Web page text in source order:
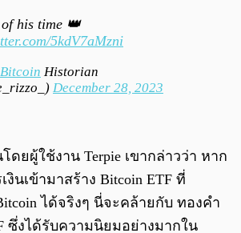
his time 👑
5kdV7aMzni
Bitcoin Historian
December 28, 2023
ยผู้ใช้งาน Terpie เขากล่าวว่า หาก
นเข้ามาสร้าง Bitcoin ETF ที่
ได้จริงๆ นี่จะคล้ายกับ ทองคำ
ซึ่งได้รับความนิยมอย่างมากใน